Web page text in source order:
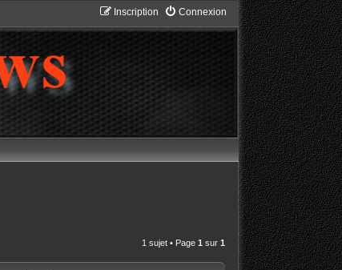
Connexion
Inscription
1 sujet • Page 1 sur 1